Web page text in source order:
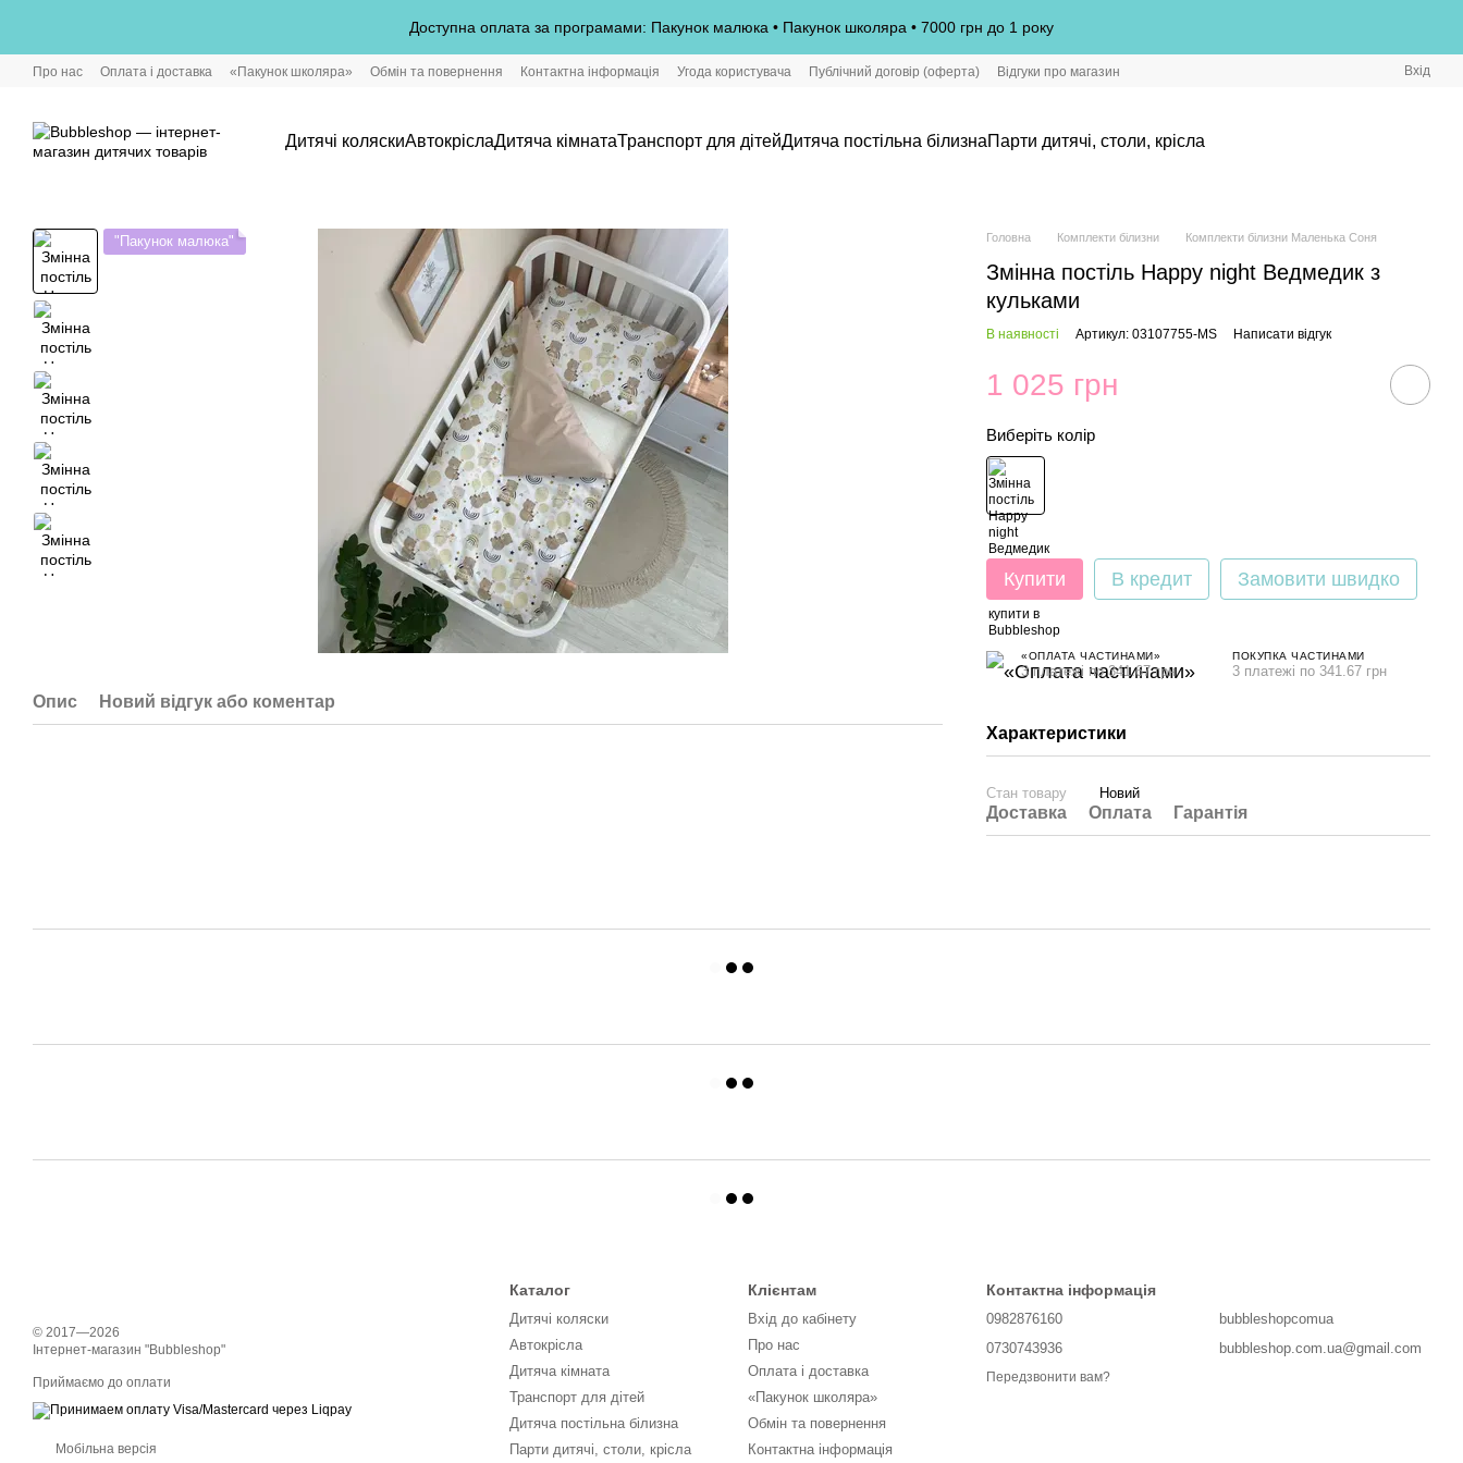
Доступна оплата за програмами: Пакунок малюка • Пакунок школяра • 7000 грн до 1 року
Про нас Оплата і доставка «Пакунок школяра» Обмін та повернення Контактна інформація Угода користувача Публічний договір (оферта) Відгуки про магазин Вхід
Дитячі коляскиАвтокріслаДитяча кімнатаТранспорт для дітейДитяча постільна білизнаПарти дитячі, столи, крісла
"Пакунок малюка"
Опис Новий відгук або коментар
Головна Комплекти білизни Комплекти білизни Маленька Соня
Змінна постіль Happy night Ведмедик з
кульками
В наявності Артикул: 03107755-MS Написати відгук
1 025 грн
Виберіть колір
Купити В кредит Замовити швидко
«ОПЛАТА ЧАСТИНАМИ»
3 платежі по 341.67 грн
ПОКУПКА ЧАСТИНАМИ
3 платежі по 341.67 грн
Характеристики
Стан товару Новий
Доставка Оплата Гарантія
© 2017—2026
Інтернет-магазин "Bubbleshop"
Приймаємо до оплати
Мобільна версія
Каталог
Дитячі коляски
Автокрісла
Дитяча кімната
Транспорт для дітей
Дитяча постільна білизна
Парти дитячі, столи, крісла
Клієнтам
Вхід до кабінету
Про нас
Оплата і доставка
«Пакунок школяра»
Обмін та повернення
Контактна інформація
Контактна інформація
0982876160
0730743936
Передзвонити вам?
bubbleshopcomua
bubbleshop.com.ua@gmail.com